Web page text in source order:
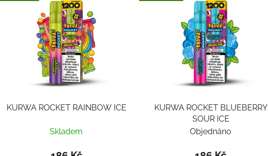
KURWA ROCKET RAINBOW ICE
Skladem
KURWA ROCKET BLUEBERRY
SOUR ICE
Objednáno